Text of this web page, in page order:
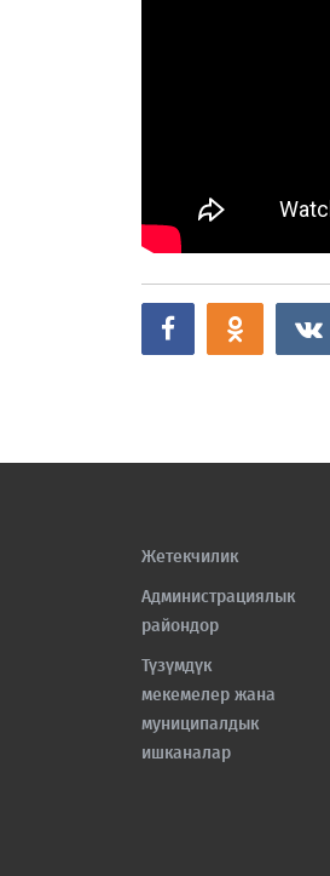
Жетекчилик
Администрациялык
райондор
Түзүмдүк
мекемелер жана
муниципалдык
ишканалар